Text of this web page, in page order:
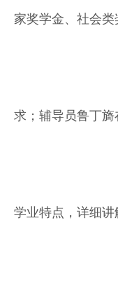
家奖学金、社会
求；辅导员鲁丁
学业特点，详细